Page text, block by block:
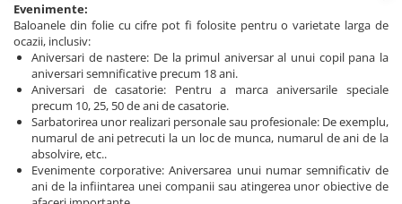
Evenimente:
Baloanele din folie cu cifre pot fi folosite pentru o varietate larga de
ocazii, inclusiv:
Aniversari de nastere: De la primul aniversar al unui copil pana la
aniversari semnificative precum 18 ani.
Aniversari de casatorie: Pentru a marca aniversarile speciale
precum 10, 25, 50 de ani de casatorie.
Sarbatorirea unor realizari personale sau profesionale: De exemplu,
numarul de ani petrecuti la un loc de munca, numarul de ani de la
absolvire, etc..
Evenimente corporative: Aniversarea unui numar semnificativ de
ani de la infiintarea unei companii sau atingerea unor obiective de